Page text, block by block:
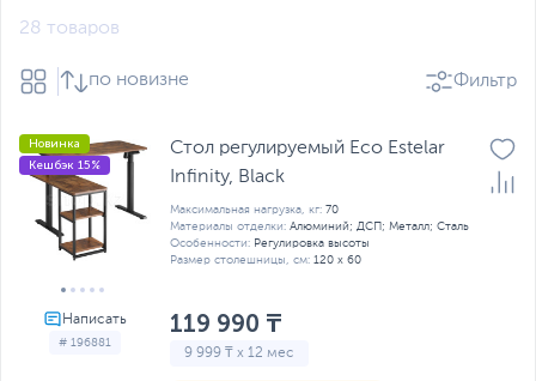
28 товаров
по новизне Фильтр
# 196881
Новинка
Кешбэк 15%
Стол регулируемый Eco Estelar
Infinity, Black
Максимальная нагрузка, кг: 70
Материалы отделки: Алюминий; ДСП; Металл; Сталь
Особенности: Регулировка высоты
Размер столешницы, см: 120 х 60
119 990 ₸
9 999 ₸ x 12 мес